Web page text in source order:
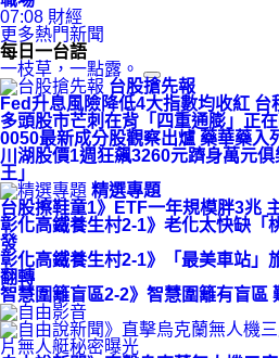
07:08 財經
更多熱門新聞
每日一台語
一枝草，一點露。
台股搶先報
Fed升息風險降低4大指數均收紅
多頭股市芒刺在背「四重通膨」正
0050最新成分股觀察出爐 藥華藥入
川湖股價1週狂飆3260元躋身萬元
王」
精選專題
台股擦鞋童1》ETF一年規模胖3兆
彰化高鐵養生村2-1》老化太快缺「
發
彰化高鐵養生村2-1》「最美車站」
翻轉
智慧圍籬盲區2-2》智慧圍籬有盲區